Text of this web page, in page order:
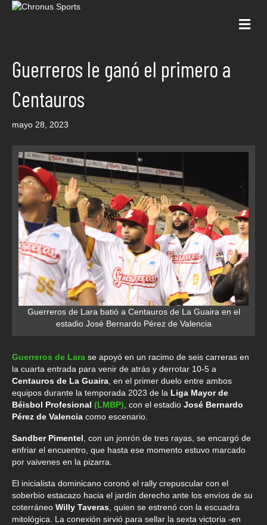
Guerreros le ganó el primero a
Centauros
mayo 28, 2023
Guerreros de Lara batió a Centauros de La Guaira en el
estadio José Bernardo Pérez de Valencia
Guerreros de Lara se apoyó en un racimo de seis carreras en
la cuarta entrada para venir de atrás y derrotar 10-5 a
Centauros de La Guaira , en el primer duelo entre ambos
equipos durante la temporada 2023 de la Liga Mayor de
Béisbol Profesional (LMBP) , con el estadio José Bernardo
Pérez de Valencia como escenario.
Sandber Pimentel , con un jonrón de tres rayas, se encargó de
enfriar el encuentro, que hasta ese momento estuvo marcado
por vaivenes en la pizarra.
El inicialista dominicano coronó el rally crepuscular con el
soberbio estacazo hacia el jardín derecho ante los envíos de su
coterráneo Willy Taveras , quien se estrenó con la escuadra
mitológica. La conexión sirvió para sellar la sexta victoria -en